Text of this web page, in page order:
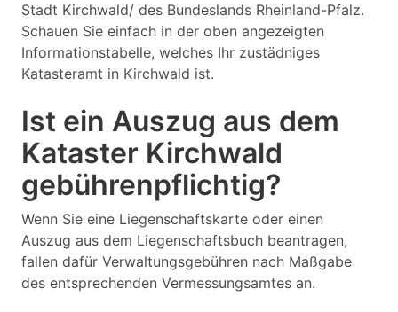
Stadt Kirchwald/ des Bundeslands Rheinland-Pfalz.
Schauen Sie einfach in der oben angezeigten
Informationstabelle, welches Ihr zustädniges
Katasteramt in Kirchwald ist.
Ist ein Auszug aus dem
Kataster Kirchwald
gebührenpflichtig?
Wenn Sie eine Liegenschaftskarte oder einen
Auszug aus dem Liegenschaftsbuch beantragen,
fallen dafür Verwaltungsgebühren nach Maßgabe
des entsprechenden Vermessungsamtes an.